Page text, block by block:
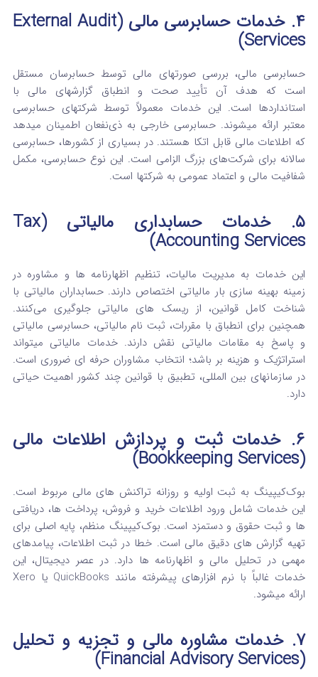
۴. خدمات حسابرسی مالی (External Audit
Services)
حسابرسی مالی، بررسی صورتهای مالی توسط حسابرسان مستقل
است که هدف آن تأیید صحت و انطباق گزارشهای مالی با
استانداردها است. این خدمات معمولاً توسط شرکتهای حسابرسی
معتبر ارائه میشوند. حسابرسی خارجی به ذی‌نفعان اطمینان میدهد
که اطلاعات مالی قابل اتکا هستند. در بسیاری از کشورها، حسابرسی
سالانه برای شرکت‌های بزرگ الزامی است. این نوع حسابرسی، مکمل
شفافیت مالی و اعتماد عمومی به شرکتها است.
۵. خدمات حسابداری مالیاتی (Tax
Accounting Services)
این خدمات به مدیریت مالیات، تنظیم اظهارنامه‌ ها و مشاوره در
زمینه بهینه‌ سازی بار مالیاتی اختصاص دارند. حسابداران مالیاتی با
شناخت کامل قوانین، از ریسک‌ های مالیاتی جلوگیری می‌کنند.
همچنین برای انطباق با مقررات، ثبت‌ نام مالیاتی، حسابرسی مالیاتی
و پاسخ به مقامات مالیاتی نقش دارند. خدمات مالیاتی میتواند
استراتژیک و هزینه‌ بر باشد؛ انتخاب مشاوران حرفه‌ ای ضروری است.
در سازمانهای بین المللی، تطبیق با قوانین چند کشور اهمیت حیاتی
دارد.
۶. خدمات ثبت و پردازش اطلاعات مالی
(Bookkeeping Services)
بوک‌کیپینگ به ثبت اولیه و روزانه تراکنش‌ های مالی مربوط است.
این خدمات شامل ورود اطلاعات خرید و فروش، پرداخت‌ ها، دریافتی‌
ها و ثبت حقوق و دستمزد است. بوک‌کیپینگ منظم، پایه اصلی برای
تهیه گزارش‌ های دقیق مالی است. خطا در ثبت اطلاعات، پیامدهای
مهمی در تحلیل مالی و اظهارنامه‌ ها دارد. در عصر دیجیتال، این
خدمات غالباً با نرم‌ افزارهای پیشرفته مانند QuickBooks یا Xero
ارائه میشود.
۷. خدمات مشاوره مالی و تجزیه و تحلیل
(Financial Advisory Services)